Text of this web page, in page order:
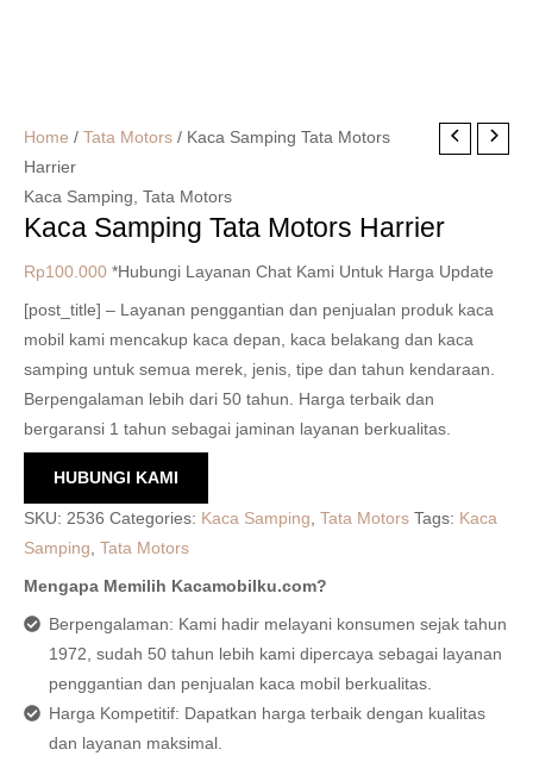
Home / Tata Motors / Kaca Samping Tata Motors
Harrier
Kaca Samping, Tata Motors
Kaca Samping Tata Motors Harrier
Rp100.000 *Hubungi Layanan Chat Kami Untuk Harga Update
[post_title] – Layanan penggantian dan penjualan produk kaca
mobil kami mencakup kaca depan, kaca belakang dan kaca
samping untuk semua merek, jenis, tipe dan tahun kendaraan.
Berpengalaman lebih dari 50 tahun. Harga terbaik dan
bergaransi 1 tahun sebagai jaminan layanan berkualitas.
HUBUNGI KAMI
SKU: 2536 Categories: Kaca Samping, Tata Motors Tags: Kaca
Samping, Tata Motors
Mengapa Memilih Kacamobilku.com?
Berpengalaman: Kami hadir melayani konsumen sejak tahun
1972, sudah 50 tahun lebih kami dipercaya sebagai layanan
penggantian dan penjualan kaca mobil berkualitas.
Harga Kompetitif: Dapatkan harga terbaik dengan kualitas
dan layanan maksimal.